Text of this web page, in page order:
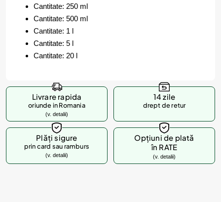
Cantitate: 250 ml
Cantitate: 500 ml
Cantitate: 1 l
Cantitate: 5 l
Cantitate: 20 l
Livrare rapida
oriunde in Romania
(v. detalii)
14 zile
drept de retur
Plăți sigure
prin card sau ramburs
(v. detalii)
Opțiuni de plată
în RATE
(v. detalii)